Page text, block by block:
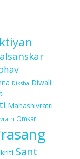
Diksha Diwali
Mahashivratri
Omkar
Sant